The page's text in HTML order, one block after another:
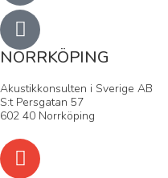
NORRKÖPING
Akustikkonsulten i Sverige AB
S:t Persgatan 57
602 40 Norrköping